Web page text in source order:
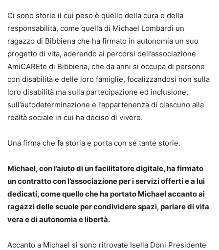
Ci sono storie il cui peso è quello della cura e della
responsabilità, come quella di Michael Lombardi un
ragazzo di Bibbiena che ha firmato in autonomia un suo
progetto di vita, aderendo ai percorsi dell’associazione
AmiCAREte di Bibbiena, che da anni si occupa di persone
con disabilità e delle loro famiglie, focalizzandosi non sulla
loro disabilità ma sulla partecipazione ed inclusione,
sull’autodeterminazione e l’appartenenza di ciascuno alla
realtà sociale in cui ha deciso di vivere.
Una firma che fa storia e porta con sé tante storie.
Michael, con l’aiuto di un facilitatore digitale, ha firmato
un contratto con l’associazione per i servizi offerti e a lui
dedicati, come quello che ha portato Michael accanto ai
ragazzi delle scuole per condividere spazi, parlare di vita
vera e di autonomia e libertà.
Accanto a Michael si sono ritrovate Isella Doni Presidente